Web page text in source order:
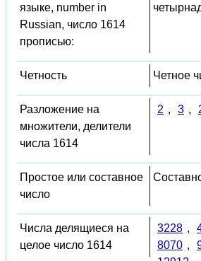
языке, number in
Russian, число 1614
прописью:
Четность Четное
Разложение на
множители, делители
числа 1614
2 , 3 ,
Простое или составное
число
Числа делящиеся на
целое число 1614
3228 ,
8070 ,